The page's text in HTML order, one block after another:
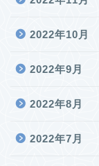
2022年10月
2022年9月
2022年8月
2022年7月